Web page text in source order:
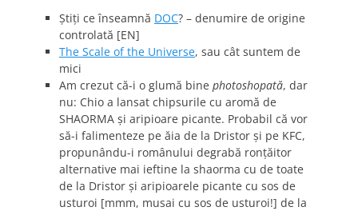
Ştiţi ce înseamnă DOC? – denumire de origine
controlată [EN]
The Scale of the Universe, sau cât suntem de
mici
Am crezut că-i o glumă bine photoshopată, dar
nu: Chio a lansat chipsurile cu aromă de
SHAORMA şi aripioare picante. Probabil că vor
să-i falimenteze pe ăia de la Dristor şi pe KFC,
propunându-i românului degrabă ronţăitor
alternative mai ieftine la shaorma cu de toate
de la Dristor şi aripioarele picante cu sos de
usturoi [mmm, musai cu sos de usturoi!] de la